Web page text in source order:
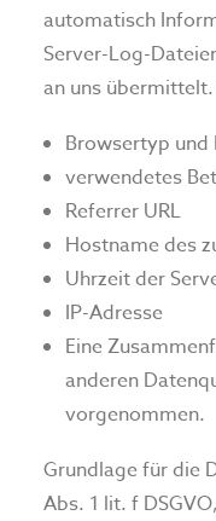
automatisch
Server-Log-
an uns
Browsertyp
verwendetes
Referrer URL
Hostname des
Uhrzeit der
IP-Adresse
Eine
anderen
vorgenommen.
Grundlage für die
Abs. 1 lit. f